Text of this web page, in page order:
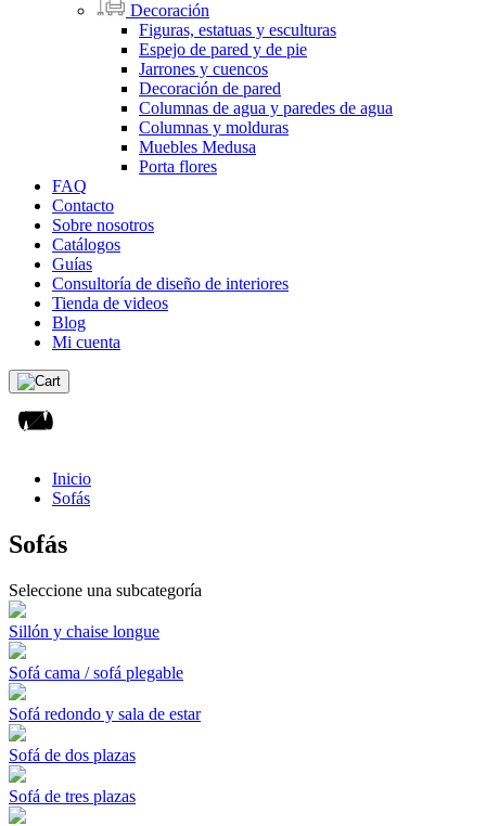
Decoración
Figuras, estatuas y esculturas
Espejo de pared y de pie
Jarrones y cuencos
Decoración de pared
Columnas de agua y paredes de agua
Columnas y molduras
Muebles Medusa
Porta flores
FAQ
Contacto
Sobre nosotros
Catálogos
Guías
Consultoría de diseño de interiores
Tienda de videos
Blog
Mi cuenta
Inicio
Sofás
Sofás
Seleccione una subcategoría
Sillón y chaise longue
Sofá cama / sofá plegable
Sofá redondo y sala de estar
Sofá de dos plazas
Sofá de tres plazas